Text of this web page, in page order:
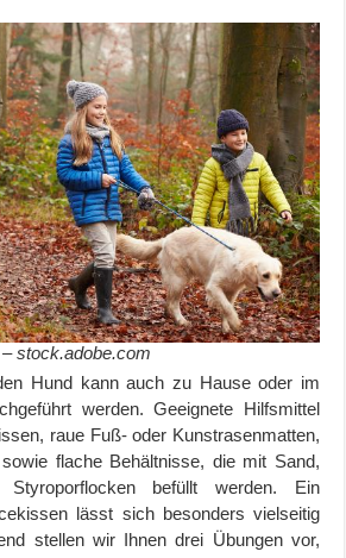
stock.adobe.com
Hund kann auch zu Hause oder im
werden. Geeignete Hilfsmittel
raue Fuß- oder Kunstrasenmatten,
flache Behältnisse, die mit Sand,
Styroporflocken befüllt werden. Ein
lässt sich besonders vielseitig
stellen wir Ihnen drei Übungen vor,